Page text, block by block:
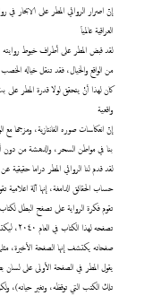
إنّ اصرار الروائي المطر على الابحار في
العراقية عالمياَ
لقد قبض المطر على أطراف خيوط روايته
من الواقع والخيال، فقد تنقل خياله
كان لهذا أنْ يتحقق لولا قدرة المطر على
واقعية
إنّ انعكاسات صوره الفانتازية، ومزجها مع
بنا في مواطن السحر، والدهشة من دون
لقد قدم لنا الروائي المطر دراما
حساب الحقائق الدامغة، إنها آلة اعلامية
تقوم فكرة الرواية على تصفح البطل
تصفحه
صفحاته يكتشف إنها الصفحة الأخيرة،
تلك الكتب التي توقظه، وتغير حياته)،